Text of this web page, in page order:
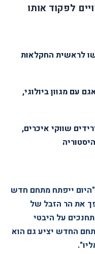
לפקוד אותו
לראשית החקלאות
עם מגוון ביולוגי,
שווקי איכרים,
ייפתח מתחם חדש
את הר הזבל של
על היבטי
החדש יציע גם הוא